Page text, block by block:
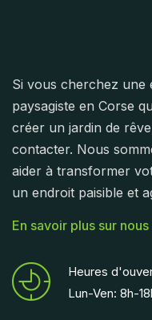
Si vous cherchez une
paysagiste en Corse
créer un jardin de
contacter. Nous
aider à transformer
un endroit paisible et
En savoir plus sur nous
Heures
Lun-Ven: 8h-